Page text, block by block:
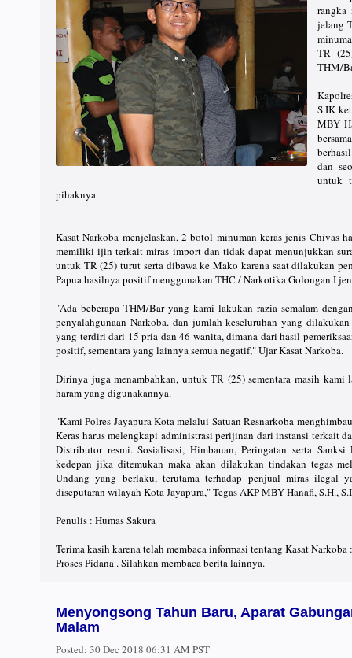
rangka
jelang
TR
THM/
S.IK
MBY
dan
untuk
pihaknya.
Kasat Narkoba menjelaskan, 2 botol minuman keras jenis Chivas
memiliki ijin terkait miras import dan tidak dapat menunjukkan
untuk TR (25) turut serta dibawa ke Mako karena saat dilakukan
Papua hasilnya positif menggunakan THC / Narkotika Golongan I
"Ada beberapa THM/Bar yang kami lakukan razia semalam
penyalahgunaan Narkoba. dan jumlah keseluruhan yang
yang terdiri dari 15 pria dan 46 wanita, dimana dari hasil
positif, sementara yang lainnya semua negatif," Ujar Kasat Narkoba.
Dirinya juga menambahkan, untuk TR (25) sementara masih
haram yang digunakannya.
"Kami Polres Jayapura Kota melalui Satuan Resnarkoba
Keras harus melengkapi administrasi perijinan dari instansi terkait
Distributor resmi. Sosialisasi, Himbauan, Peringatan serta
kedepan jika ditemukan maka akan dilakukan tindakan tegas
Undang yang berlaku, terutama terhadap penjual miras ilegal
diseputaran wilayah Kota Jayapura," Tegas AKP MBY Hanafi, S.H.,
Penulis : Humas Sakura
Terima kasih karena telah membaca informasi tentang Kasat
Proses Pidana . Silahkan membaca berita lainnya.
Menyongsong Tahun Baru, Aparat
Malam
Posted: 30 Dec 2018 06:31 AM PST